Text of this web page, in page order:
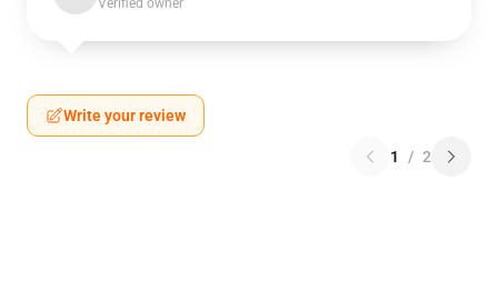
Verified owner
Write your review
1 / 2